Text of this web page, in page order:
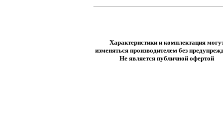
Характеристики и комплектация
изменяться производителем без
Не является публичной офертой